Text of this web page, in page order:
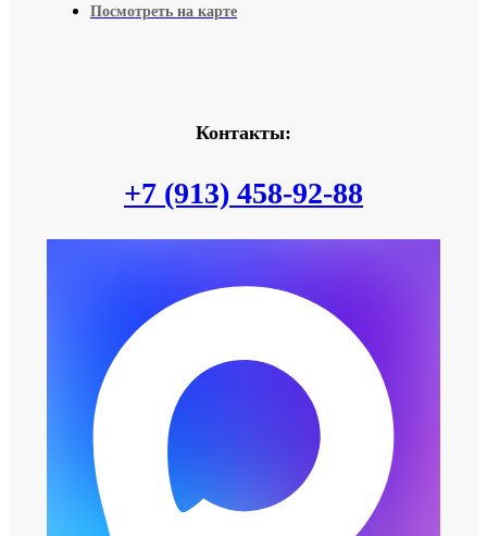
Посмотреть на карте
Контакты:
+7 (913) 458-92-88